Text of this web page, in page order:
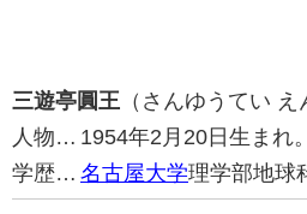
三遊亭圓王 （さんゆうてい え
人物… 1954年2月20日生まれ
学歴… 名古屋大学理学部地球